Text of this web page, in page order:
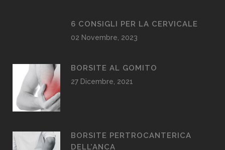
6 CONSIGLI PER LA CERVICALE
02 Novembre, 2023
BORSITE AL GOMITO
27 Dicembre, 2021
BORSITE PERTROCANTERICA
DELL’ANCA